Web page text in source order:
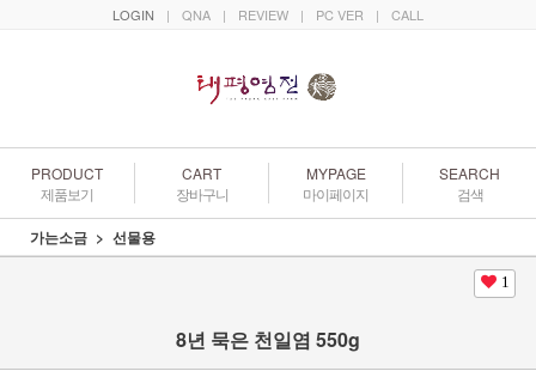
LOGIN | QNA | REVIEW | PC VER | CALL
PRODUCT
제품보기
CART
장바구니
MYPAGE
마이페이지
SEARCH
검색
가는소금 선물용
1
8년 묵은 천일염 550g